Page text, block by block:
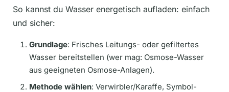
So kannst du Wasser energetisch aufladen: einfach
und sicher:
Grundlage: Frisches Leitungs- oder gefiltertes
Wasser bereitstellen (wer mag: Osmose-Wasser
aus geeigneten Osmose-Anlagen).
Methode wählen: Verwirbler/Karaffe, Symbol-